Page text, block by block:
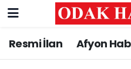
Resmi İlan Afyon
AFYONKARAHİSAR
Nöbetçi Eczaneler